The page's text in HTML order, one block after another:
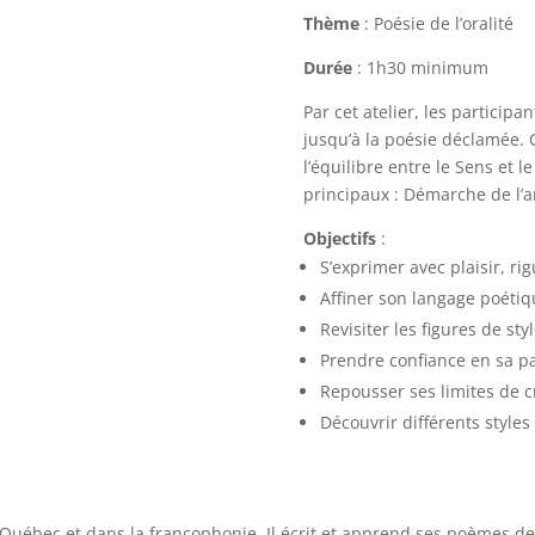
Thème: Poésie de l’oralité
Durée: 1h30 minimum
Par cet atelier, les
jusqu’à la poésie
l’équilibre entre le Sens et
principaux : Démarche de
Objectifs:
S’exprimer avec plaisir,
Affiner son langage
Revisiter les figures de
Prendre confiance en sa
Repousser ses limites de
Découvrir différents styles